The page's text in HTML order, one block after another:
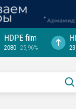
HDPE film
2080 25,96%